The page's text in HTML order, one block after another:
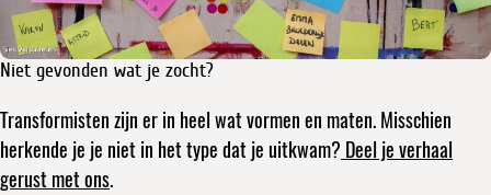
Niet gevonden wat je zocht?
Transformisten zijn er in heel wat vormen en maten. Misschien
herkende je je niet in het type dat je uitkwam? Deel je verhaal
gerust met ons.